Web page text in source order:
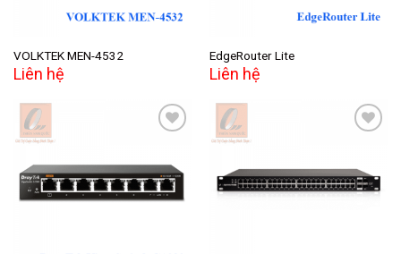
VOLKTEK MEN-4532
Liên hệ
EdgeRouter Lite
Liên hệ
Add to
wishlist
Add to
wishlist